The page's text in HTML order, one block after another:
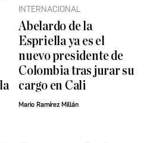
INTERNACIONAL
Abelardo de la
Espriella ya es el
nuevo presidente de
Colombia tras jurar su
cargo en Cali
Mario Ramírez Millán